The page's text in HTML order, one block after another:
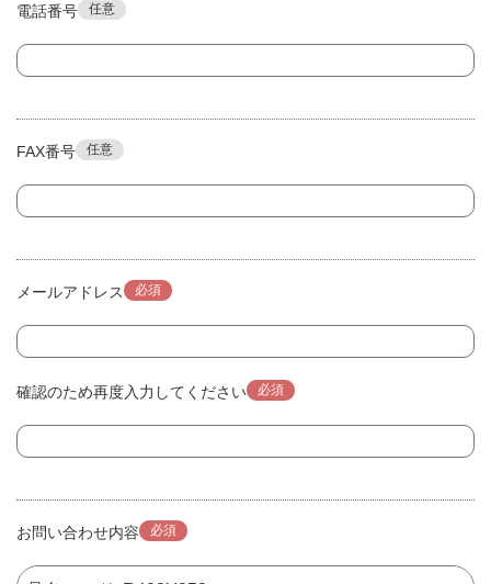
電話番号 任意
FAX番号 任意
メールアドレス 必須
確認のため再度入力してください 必須
お問い合わせ内容 必須